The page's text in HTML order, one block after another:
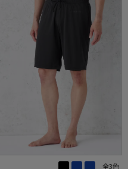
全3色